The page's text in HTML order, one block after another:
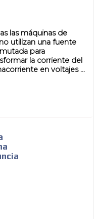
las máquinas de
utilizan una fuente
para
la corriente del
en voltajes ...